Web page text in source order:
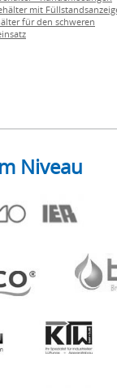
mit
für den schweren
Niveau